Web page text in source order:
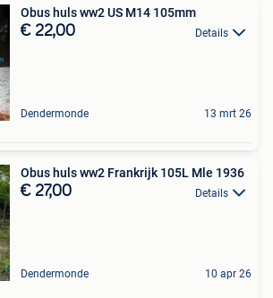
Obus huls ww2 US M14 105mm
€ 22,00 Details
Dendermonde 13 mrt 26
Obus huls ww2 Frankrijk 105L Mle 1936
€ 27,00 Details
Dendermonde 10 apr 26